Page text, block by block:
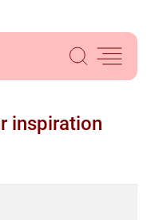
inspiration